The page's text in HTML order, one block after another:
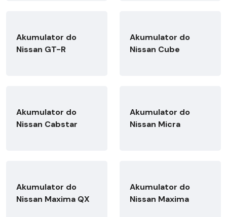
Akumulator do
Nissan GT-R
Akumulator do
Nissan Cube
Akumulator do
Nissan Cabstar
Akumulator do
Nissan Micra
Akumulator do
Nissan Maxima QX
Akumulator do
Nissan Maxima